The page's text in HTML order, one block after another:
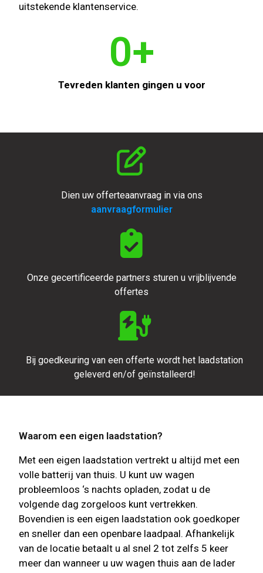
uitstekende klantenservice.
Tevreden klanten gingen u voor
0+
Dien uw offerteaanvraag in via ons
aanvraagformulier
Onze gecertificeerde partners sturen u vrijblijvende
offertes
Bij goedkeuring van een offerte wordt het laadstation
geleverd en/of geïnstalleerd!
Waarom een eigen laadstation?
Met een eigen laadstation vertrekt u altijd met een
volle batterij van thuis. U kunt uw wagen
probleemloos ‘s nachts opladen, zodat u de
volgende dag zorgeloos kunt vertrekken.
Bovendien is een eigen laadstation ook goedkoper
en sneller dan een openbare laadpaal. Afhankelijk
van de locatie betaalt u al snel 2 tot zelfs 5 keer
meer dan wanneer u uw wagen thuis aan de lader